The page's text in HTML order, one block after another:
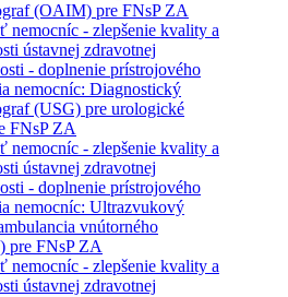
(OAIM) pre FNsP ZA
nemocníc - zlepšenie kvality a
ústavnej zdravotnej
- doplnenie prístrojového
nemocníc: Diagnostický
(USG) pre urologické
FNsP ZA
nemocníc - zlepšenie kvality a
ústavnej zdravotnej
- doplnenie prístrojového
nemocníc: Ultrazvukový
vnútorného
pre FNsP ZA
nemocníc - zlepšenie kvality a
ústavnej zdravotnej